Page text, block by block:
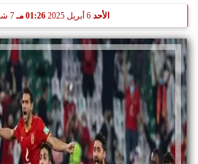
الأحد 01:26 مـ 7 شوال 1446